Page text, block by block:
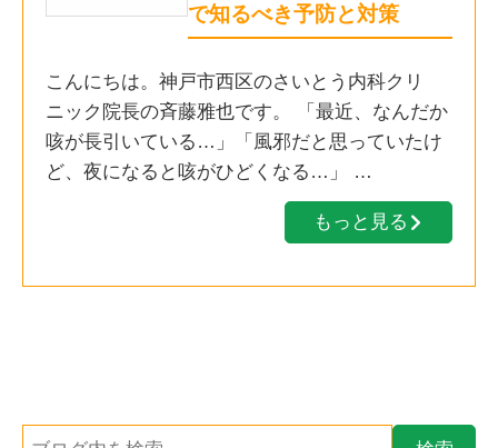
で知るべき予防と対策
こんにちは。神戸市西区のさいとう内科クリ
ニック院長の斉藤雅也です。 「最近、なんだか
咳が長引いている…」「風邪だと思っていたけ
ど、夜になると咳がひどくなる…」 …
もっと見る